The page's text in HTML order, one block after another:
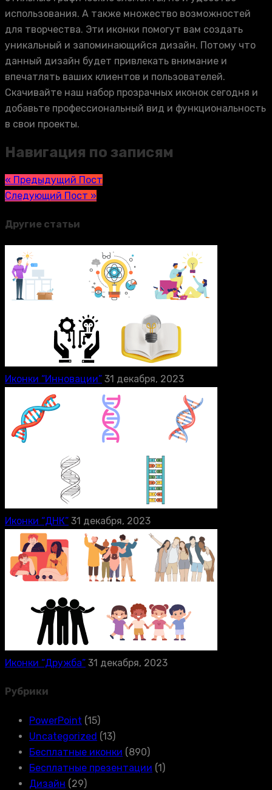
использования. А также множество возможностей
для творчества. Эти иконки помогут вам создать
уникальный и запоминающийся дизайн. Потому что
данный дизайн будет привлекать внимание и
впечатлять ваших клиентов и пользователей.
Скачивайте наш набор прозрачных иконок сегодня и
добавьте профессиональный вид и функциональность
в свои проекты.
Навигация по записям
« Предыдущий Пост
Следующий Пост »
Другие статьи
Иконки “Инновации” 31 декабря, 2023
Иконки “ДНК” 31 декабря, 2023
Иконки “Дружба” 31 декабря, 2023
Рубрики
PowerPoint (15)
Uncategorized (13)
Бесплатные иконки (890)
Бесплатные презентации (1)
Дизайн (29)